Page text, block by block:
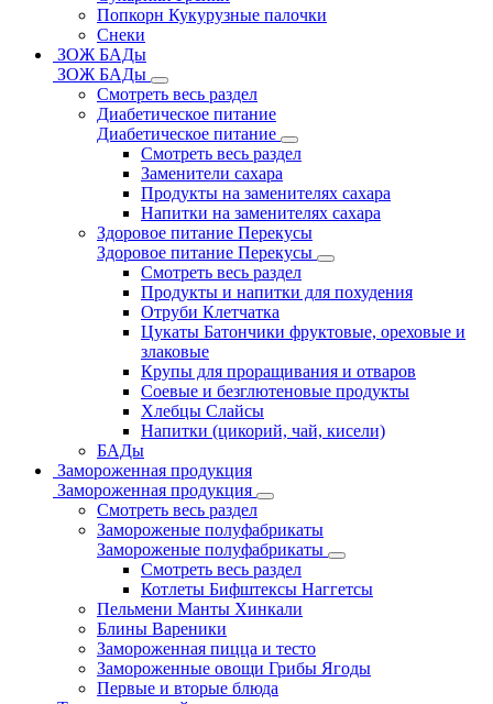
Попкорн Кукурузные палочки
Снеки
ЗОЖ БАДы
ЗОЖ БАДы
Смотреть весь раздел
Диабетическое питание
Диабетическое питание
Смотреть весь раздел
Заменители сахара
Продукты на заменителях сахара
Напитки на заменителях сахара
Здоровое питание Перекусы
Здоровое питание Перекусы
Смотреть весь раздел
Продукты и напитки для похудения
Отруби Клетчатка
Цукаты Батончики фруктовые, ореховые и
злаковые
Крупы для проращивания и отваров
Соевые и безглютеновые продукты
Хлебцы Слайсы
Напитки (цикорий, чай, кисели)
БАДы
Замороженная продукция
Замороженная продукция
Смотреть весь раздел
Замороженые полуфабрикаты
Замороженые полуфабрикаты
Смотреть весь раздел
Котлеты Бифштексы Наггетсы
Пельмени Манты Хинкали
Блины Вареники
Замороженная пицца и тесто
Замороженные овощи Грибы Ягоды
Первые и вторые блюда